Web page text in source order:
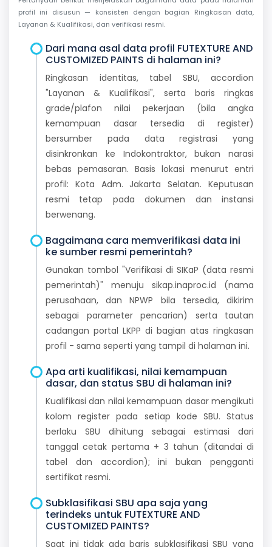
profil ini disusun — konsisten dengan bagian Ringkasan data,
Layanan & Kualifikasi, dan verifikasi resmi.
Dari mana asal data profil FUTEXTURE AND
CUSTOMIZED PAINTS di halaman ini?
Ringkasan identitas, tabel SBU, accordion
"Layanan & Kualifikasi", serta baris ringkas
grade/plafon nilai pekerjaan (bila angka
kemampuan dasar tersedia di register)
bersumber pada data registrasi yang
disinkronkan ke Indokontraktor, bukan narasi
bebas pemasaran. Basis lokasi menurut entri
profil: Kota Adm. Jakarta Selatan. Keputusan
resmi tetap pada dokumen dan instansi
berwenang.
Bagaimana cara memverifikasi data ini
ke sumber resmi pemerintah?
Gunakan tombol "Verifikasi di SIKaP (data resmi
pemerintah)" menuju sikap.inaproc.id (nama
perusahaan, dan NPWP bila tersedia, dikirim
sebagai parameter pencarian) serta tautan
cadangan portal LKPP di bagian atas ringkasan
profil - sama seperti yang tampil di halaman ini.
Apa arti kualifikasi, nilai kemampuan
dasar, dan status SBU di halaman ini?
Kualifikasi dan nilai kemampuan dasar mengikuti
kolom register pada setiap kode SBU. Status
berlaku SBU dihitung sebagai estimasi dari
tanggal cetak pertama + 3 tahun (ditandai di
tabel dan accordion); ini bukan pengganti
sertifikat resmi.
Subklasifikasi SBU apa saja yang
terindeks untuk FUTEXTURE AND
CUSTOMIZED PAINTS?
Saat ini tidak ada baris subklasifikasi SBU yang